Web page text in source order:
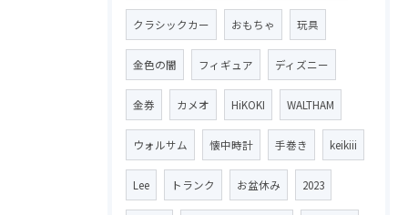
クラシックカー おもちゃ 玩具
金色の闇 フィギュア ディズニー
金券 カメオ HiKOKI WALTHAM
ウォルサム 懐中時計 手巻き keikiii
Lee トランク お盆休み 2023